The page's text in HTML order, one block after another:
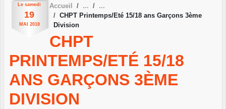
Le samedi
19
MAI 2018
Accueil
CHPT Printemps/Eté 15/18 ans Garçons 3ème
Division
CHPT
PRINTEMPS/ETÉ 15/18
ANS GARÇONS 3ÈME
DIVISION